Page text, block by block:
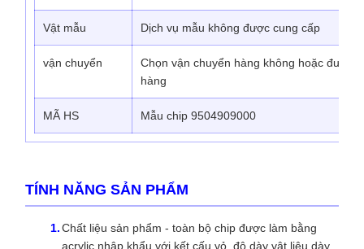
Vật mẫu Dịch vụ mẫu không được cung cấp
vận chuyển
Chọn vận chuyển hàng không hoặc
hàng
MÃ HS Mẫu chip 9504909000
TÍNH NĂNG SẢN PHẨM
Chất liệu sản phẩm - toàn bộ chip được làm bằng
acrylic nhập khẩu với kết cấu vỏ, độ dày vật liệu dày,